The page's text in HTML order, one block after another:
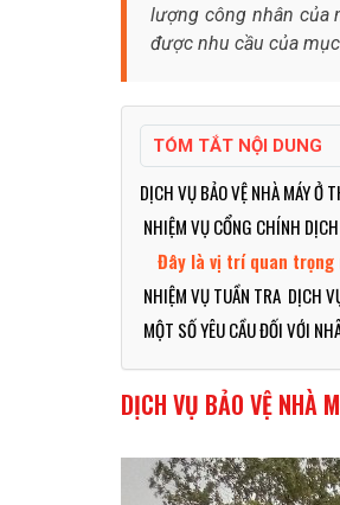
lượng công nhân của
được nhu cầu của
TÓM TẮT NỘI DUNG
DỊCH VỤ BẢO VỆ NHÀ MÁY Ở
NHIỆM VỤ CỔNG CHÍNH
Đây là vị trí quan trọng
NHIỆM VỤ TUẦN TRA DỊCH
MỘT SỐ YÊU CẦU ĐỐI VỚI
DỊCH VỤ BẢO VỆ NHÀ